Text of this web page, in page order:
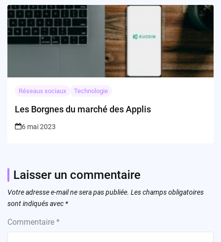
Réseaux sociaux Technologie
Les Borgnes du marché des Applis
6 mai 2023
Laisser un commentaire
Votre adresse e-mail ne sera pas publiée. Les champs obligatoires
sont indiqués avec *
Commentaire *